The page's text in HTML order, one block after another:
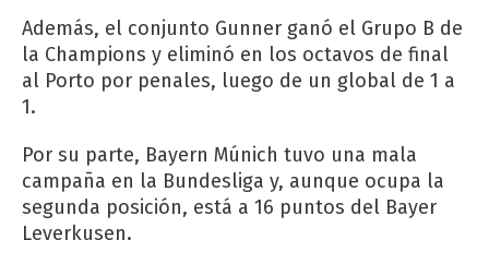
Además, el conjunto Gunner ganó el Grupo B de
la Champions y eliminó en los octavos de final
al Porto por penales, luego de un global de 1 a
1.
Por su parte, Bayern Múnich tuvo una mala
campaña en la Bundesliga y, aunque ocupa la
segunda posición, está a 16 puntos del Bayer
Leverkusen.